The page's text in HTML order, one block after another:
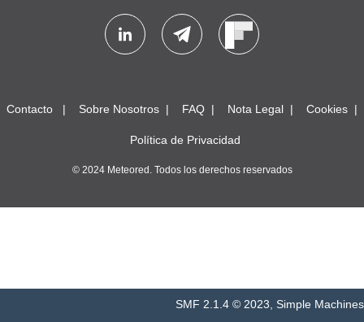
Contacto Sobre Nosotros FAQ Nota Legal Cookies
Política de Privacidad
© 2024 Meteored. Todos los derechos reservados
SMF 2.1.4 © 2023, Simple Machines